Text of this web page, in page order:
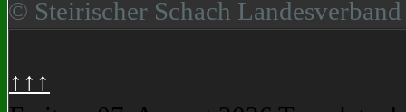
© Steirischer Schach Landesverband
↑↑↑